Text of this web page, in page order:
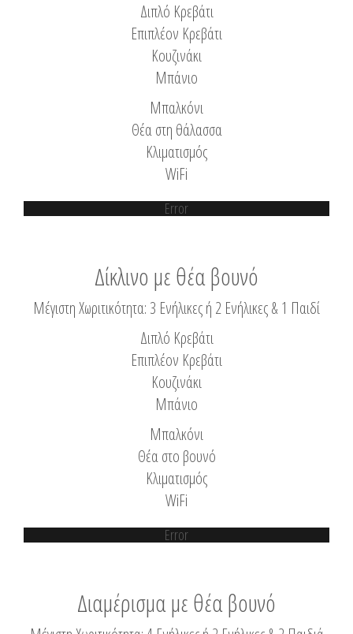
Διπλό Κρεβάτι
Επιπλέον Κρεβάτι
Κουζινάκι
Μπάνιο
Μπαλκόνι
Θέα στη θάλασσα
Κλιματισμός
WiFi
Error
Δίκλινο με θέα βουνό
Μέγιστη Χωριτικότητα: 3 Ενήλικες ή 2 Ενήλικες & 1 Παιδί
Διπλό Κρεβάτι
Επιπλέον Κρεβάτι
Κουζινάκι
Μπάνιο
Μπαλκόνι
Θέα στο βουνό
Κλιματισμός
WiFi
Error
Διαμέρισμα με θέα βουνό